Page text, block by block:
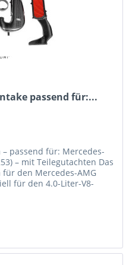
passend für:...
passend für: Mercedes-
– mit Teilegutachten Das
den Mercedes-AMG
für den 4.0-Liter-V8-